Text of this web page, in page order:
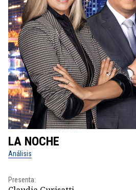
LA NOCHE
Análisis
Presenta: